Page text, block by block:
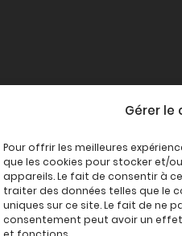
Gérer le
Pour offrir les meilleures
que les cookies pour stocker et/
appareils. Le fait de consentir à
traiter des données telles que le
uniques sur ce site. Le fait de ne
consentement peut avoir un